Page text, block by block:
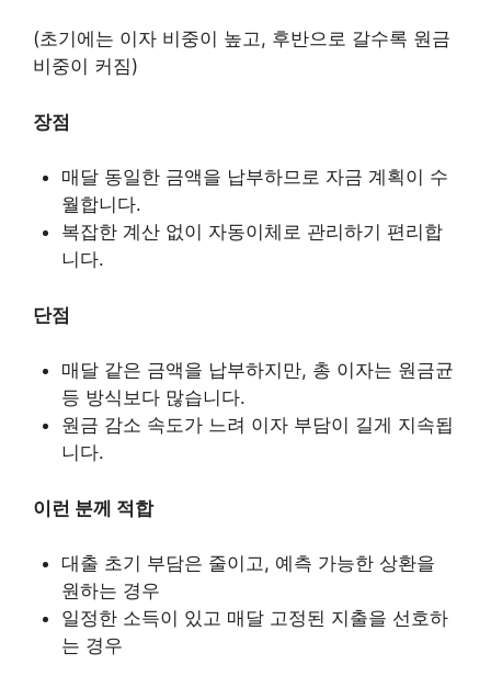
(초기에는 이자 비중이 높고, 후반으로 갈수록 원금
비중이 커짐)
장점
매달 동일한 금액을 납부하므로 자금 계획이 수
월합니다.
복잡한 계산 없이 자동이체로 관리하기 편리합
니다.
단점
매달 같은 금액을 납부하지만, 총 이자는 원금균
등 방식보다 많습니다.
원금 감소 속도가 느려 이자 부담이 길게 지속됩
니다.
이런 분께 적합
대출 초기 부담은 줄이고, 예측 가능한 상환을
원하는 경우
일정한 소득이 있고 매달 고정된 지출을 선호하
는 경우